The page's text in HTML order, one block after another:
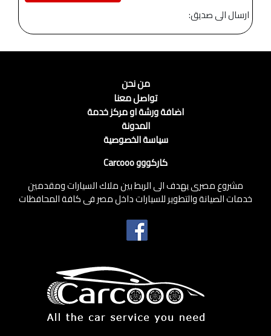
ارسال الى صديق:
من نحن
تواصل معنا
اضافة ورشة او مركز خدمة
المدونة
سياسة الخصوصية
كاركووو Carcooo
مشروع مصرى يهدف الى الربط بين ملاك السيارات ومقدمين
خدمات الصيانة والتطوير للسيارات داخل مصر فى كافة المحافظات